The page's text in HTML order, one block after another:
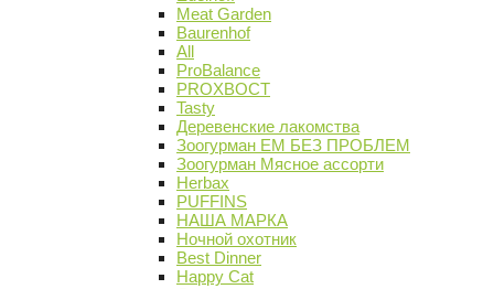
Meat Garden
Baurenhof
All
ProBalance
PROХВОСТ
Tasty
Деревенские лакомства
Зоогурман ЕМ БЕЗ ПРОБЛЕМ
Зоогурман Мясное ассорти
Herbax
PUFFINS
НАША МАРКА
Ночной охотник
Best Dinner
Happy Cat